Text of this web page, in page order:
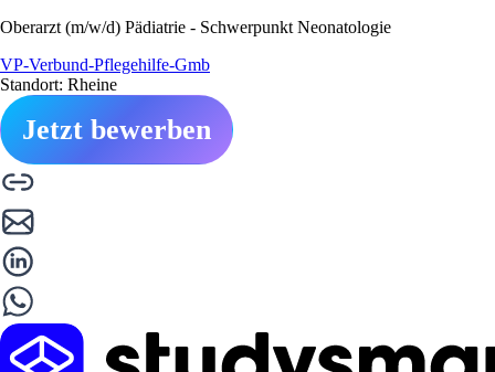
Oberarzt (m/w/d) Pädiatrie - Schwerpunkt Neonatologie
VP-Verbund-Pflegehilfe-Gmb
Standort: Rheine
Jetzt bewerben